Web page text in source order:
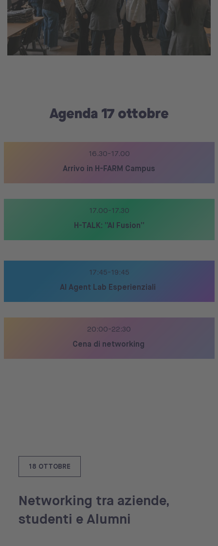
Agenda 17 ottobre
16.30-17.00
Arrivo in H-FARM Campus
17.00-17.30
H-TALK: “AI Fusion”
17:45-19:45
AI Agent Lab Esperienziali
20:00-22:30
Cena di networking
18 OTTOBRE
Networking tra aziende,
studenti e Alumni